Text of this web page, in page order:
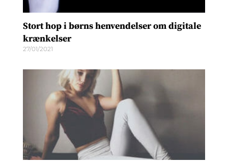
Stort hop i børns henvendelser om digitale
krænkelser
27/01/2021